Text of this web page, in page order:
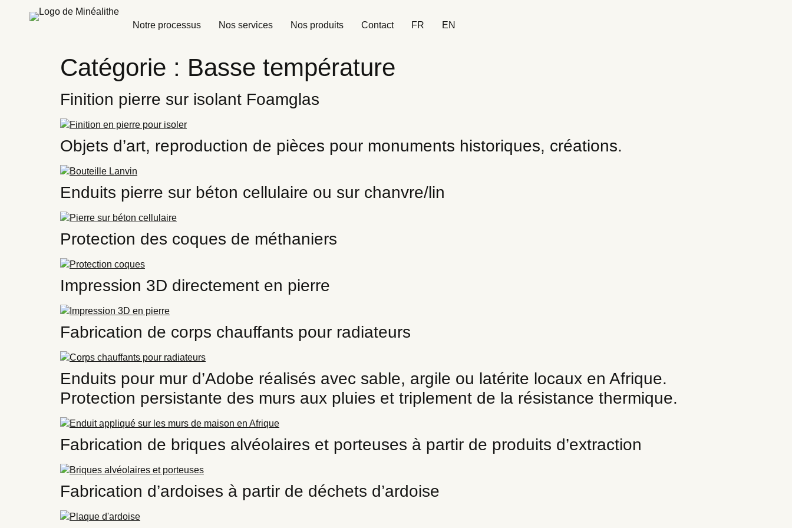
Notre processus Nos services Nos produits Contact FR EN
Catégorie : Basse température
Finition pierre sur isolant Foamglas
Objets d’art, reproduction de pièces pour monuments historiques, créations.
Enduits pierre sur béton cellulaire ou sur chanvre/lin
Protection des coques de méthaniers
Impression 3D directement en pierre
Fabrication de corps chauffants pour radiateurs
Enduits pour mur d’Adobe réalisés avec sable, argile ou latérite locaux en Afrique.
Protection persistante des murs aux pluies et triplement de la résistance thermique.
Fabrication de briques alvéolaires et porteuses à partir de produits d’extraction
Fabrication d’ardoises à partir de déchets d’ardoise